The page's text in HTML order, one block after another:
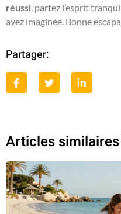
réussi, partez l’esprit
avez imaginée. Bonne
Partager:
Articles